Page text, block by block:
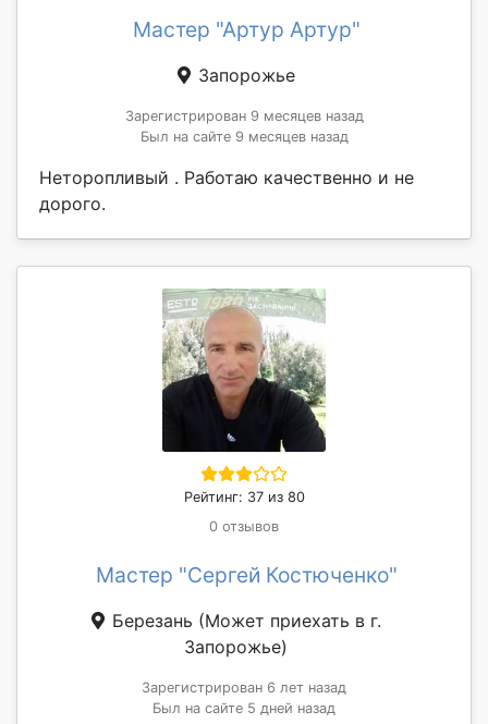
Мастер "Артур Артур"
Запорожье
Зарегистрирован 9 месяцев назад
Был на сайте 9 месяцев назад
Неторопливый . Работаю качественно и не
дорого.
Рейтинг: 37 из 80
0 отзывов
Мастер "Сергей Костюченко"
Березань (Может приехать в г.
Запорожье)
Зарегистрирован 6 лет назад
Был на сайте 5 дней назад